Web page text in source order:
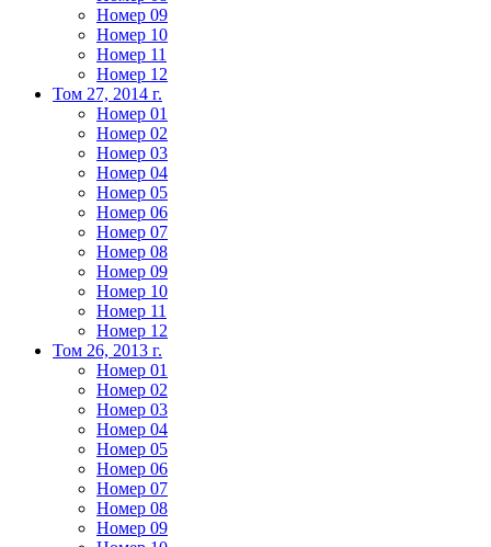
Номер 09
Номер 10
Номер 11
Номер 12
Том 27, 2014 г.
Номер 01
Номер 02
Номер 03
Номер 04
Номер 05
Номер 06
Номер 07
Номер 08
Номер 09
Номер 10
Номер 11
Номер 12
Том 26, 2013 г.
Номер 01
Номер 02
Номер 03
Номер 04
Номер 05
Номер 06
Номер 07
Номер 08
Номер 09